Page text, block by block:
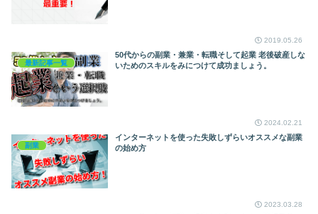
2019.05.26
最新記事一覧
50代からの副業・兼業・転職そして起業 老後破産しな
いためのスキルをみにつけて成功ましょう。
2024.02.21
副業
インターネットを使った失敗しずらいオススメな副業
の始め方
2023.03.28